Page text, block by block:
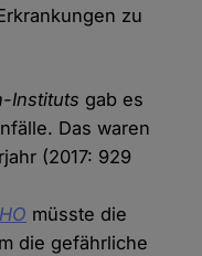
zu
Instituts gab es
Das waren
(2017: 929
müsste die
die gefährliche